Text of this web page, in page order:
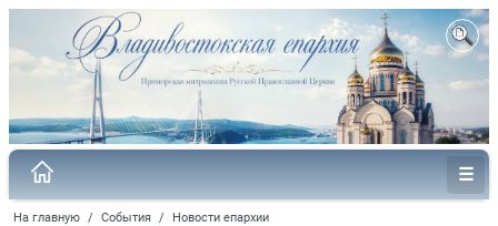
На главную / События / Новости епархии